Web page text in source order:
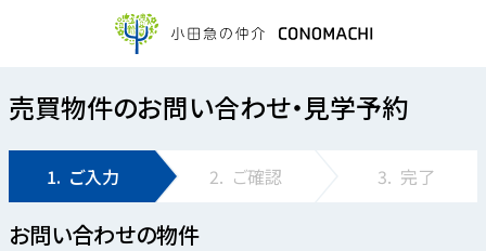
売買物件のお問い合わせ・見学予約
1. ご入力 2. ご確認 3. 完了
お問い合わせの物件